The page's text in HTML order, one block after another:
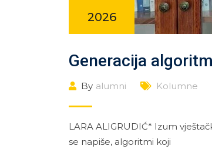
2026
Generacija
By alumni Kolumne
LARA ALIGRUDIĆ* Izum
se napiše, algoritmi koji